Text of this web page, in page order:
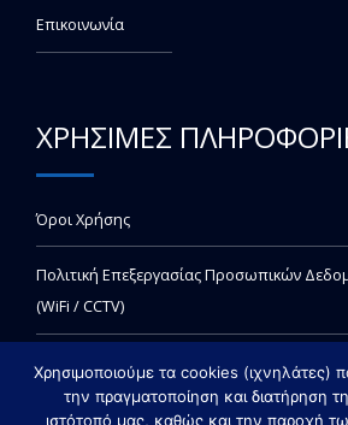
Επικοινωνία
ΧΡΗΣΙΜΕΣ
Όροι Χρήσης
Πολιτική Επεξεργασίας Προσωπικών
(WiFi / CCTV)
Χρησιμοποιούμε τα cookies (ιχνηλάτες)
την πραγματοποίηση και διατήρηση
ιστότοπό μας, καθώς και την παροχή